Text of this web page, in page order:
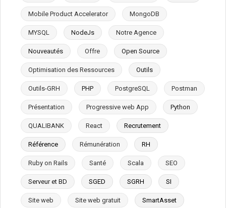
Mobile Product Accelerator MongoDB
MYSQL NodeJs Notre Agence
Nouveautés Offre Open Source
Optimisation des Ressources Outils
Outils-GRH PHP PostgreSQL Postman
Présentation Progressive web App Python
QUALIBANK React Recrutement
Référence Rémunération RH
Ruby on Rails Santé Scala SEO
Serveur et BD SGED SGRH SI
Site web Site web gratuit SmartAsset